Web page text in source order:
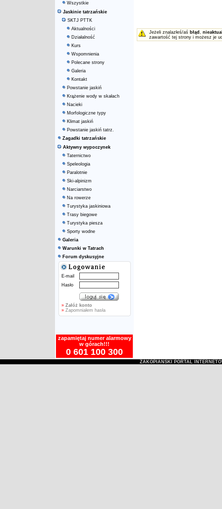
Wszystkie
Jaskinie tatrzańskie
SKTJ PTTK
Aktualności
Działalność
Kurs
Wspomnienia
Polecane strony
Galeria
Kontakt
Powstanie jaskiń
Krążenie wody w skałach
Nacieki
Morfologiczne typy
Klimat jaskiń
Powstanie jaskiń tatrz.
Zagadki tatrzańskie
Aktywny wypoczynek
Taternictwo
Speleologia
Paralotnie
Ski-alpinizm
Narciarstwo
Na rowerze
Turystyka jaskiniowa
Trasy biegowe
Turystyka piesza
Sporty wodne
Galeria
Warunki w Tatrach
Forum dyskusyjne
E-mail
Hasło
» Załóż konto
»Zapomniałem hasła
zapamiętaj numer alarmowy
w górach!!!
0 601 100 300
Jeżeli znalazłeś/aś błąd ,
zawartość tej strony i możesz je
ZAKOPIAŃSKI PORTAL